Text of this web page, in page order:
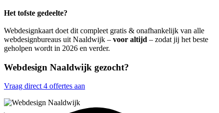
Het tofste gedeelte?
Webdesignkaart doet dit compleet gratis & onafhankelijk van alle
webdesignbureaus uit Naaldwijk – voor altijd – zodat jij het beste
geholpen wordt in 2026 en verder.
Webdesign Naaldwijk gezocht?
Vraag direct 4 offertes aan